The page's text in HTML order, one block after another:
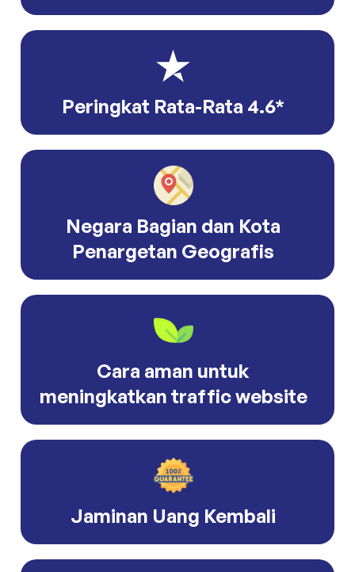
Peringkat Rata-Rata 4.6*
Negara Bagian dan Kota
Penargetan Geografis
Cara aman untuk
meningkatkan traffic website
Jaminan Uang Kembali